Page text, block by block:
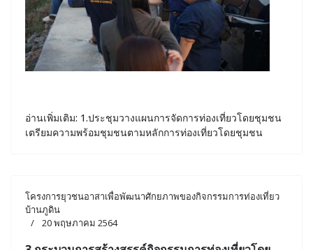
อ่านเพิ่มเติม: 1.ประชุมวางแผนการจัดการท่องเที่ยวโดยชุมชน
เตรียมความพร้อมชุมชนตามหลักการท่องเที่ยวโดยชุมชน
โครงการยุวชนอาสาเพื่อพัฒนาศักยภาพของกิจกรรมการท่องเที่ยว
บ้านภูดิน
20 พฤษภาคม 2564